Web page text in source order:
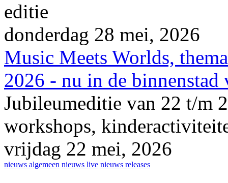
editie
donderdag 28 mei, 2026
Music Meets Worlds,
2026 - nu in de binnenstad
Jubileumeditie van 22 t/m
workshops,
vrijdag 22 mei, 2026
nieuws algemeen nieuws live nieuws releases